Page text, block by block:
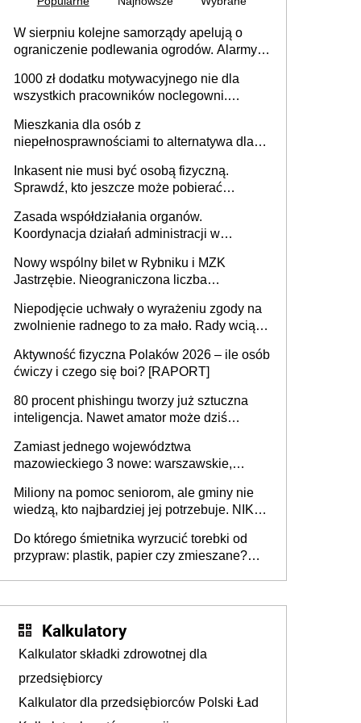
W sierpniu kolejne samorządy apelują o
ograniczenie podlewania ogrodów. Alarmy w
może objąć cały kraj
1000 zł dodatku motywacyjnego nie dla
wszystkich pracowników noclegowni.
Mieszkania dla osób z
niepełnosprawnościami to alternatywa dla
samodzielnie lub z rodziną
Inkasent nie musi być osobą fizyczną.
Sprawdź, kto jeszcze może pobierać
Zasada współdziałania organów.
Koordynacja działań administracji w
Nowy wspólny bilet w Rybniku i MZK
Jastrzębie. Nieograniczona liczba
Niepodjęcie uchwały o wyrażeniu zgody na
zwolnienie radnego to za mało. Rady wciąż
rozstrzygać sprawy
Aktywność fizyczna Polaków 2026 – ile osób
ćwiczy i czego się boi? [RAPORT]
80 procent phishingu tworzy już sztuczna
inteligencja. Nawet amator może dziś
Zamiast jednego województwa
mazowieckiego 3 nowe: warszawskie,
Europie nie ma tak dużych jednostek
stołecznych
Miliony na pomoc seniorom, ale gminy nie
wiedzą, kto najbardziej jej potrzebuje. NIK
Do którego śmietnika wyrzucić torebki od
przypraw: plastik, papier czy zmieszane?
Kalkulatory
Kalkulator składki zdrowotnej dla
przedsiębiorcy
Kalkulator dla przedsiębiorców Polski Ład